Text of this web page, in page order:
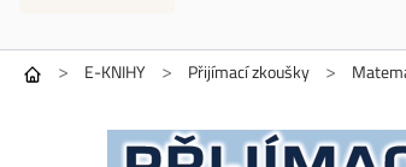
> E-KNIHY > Přijímací zkoušky >